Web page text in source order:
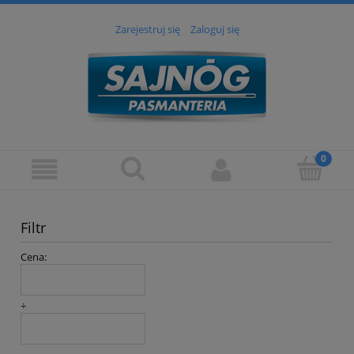
Zarejestruj się Zaloguj się
Filtr
Cena:
÷